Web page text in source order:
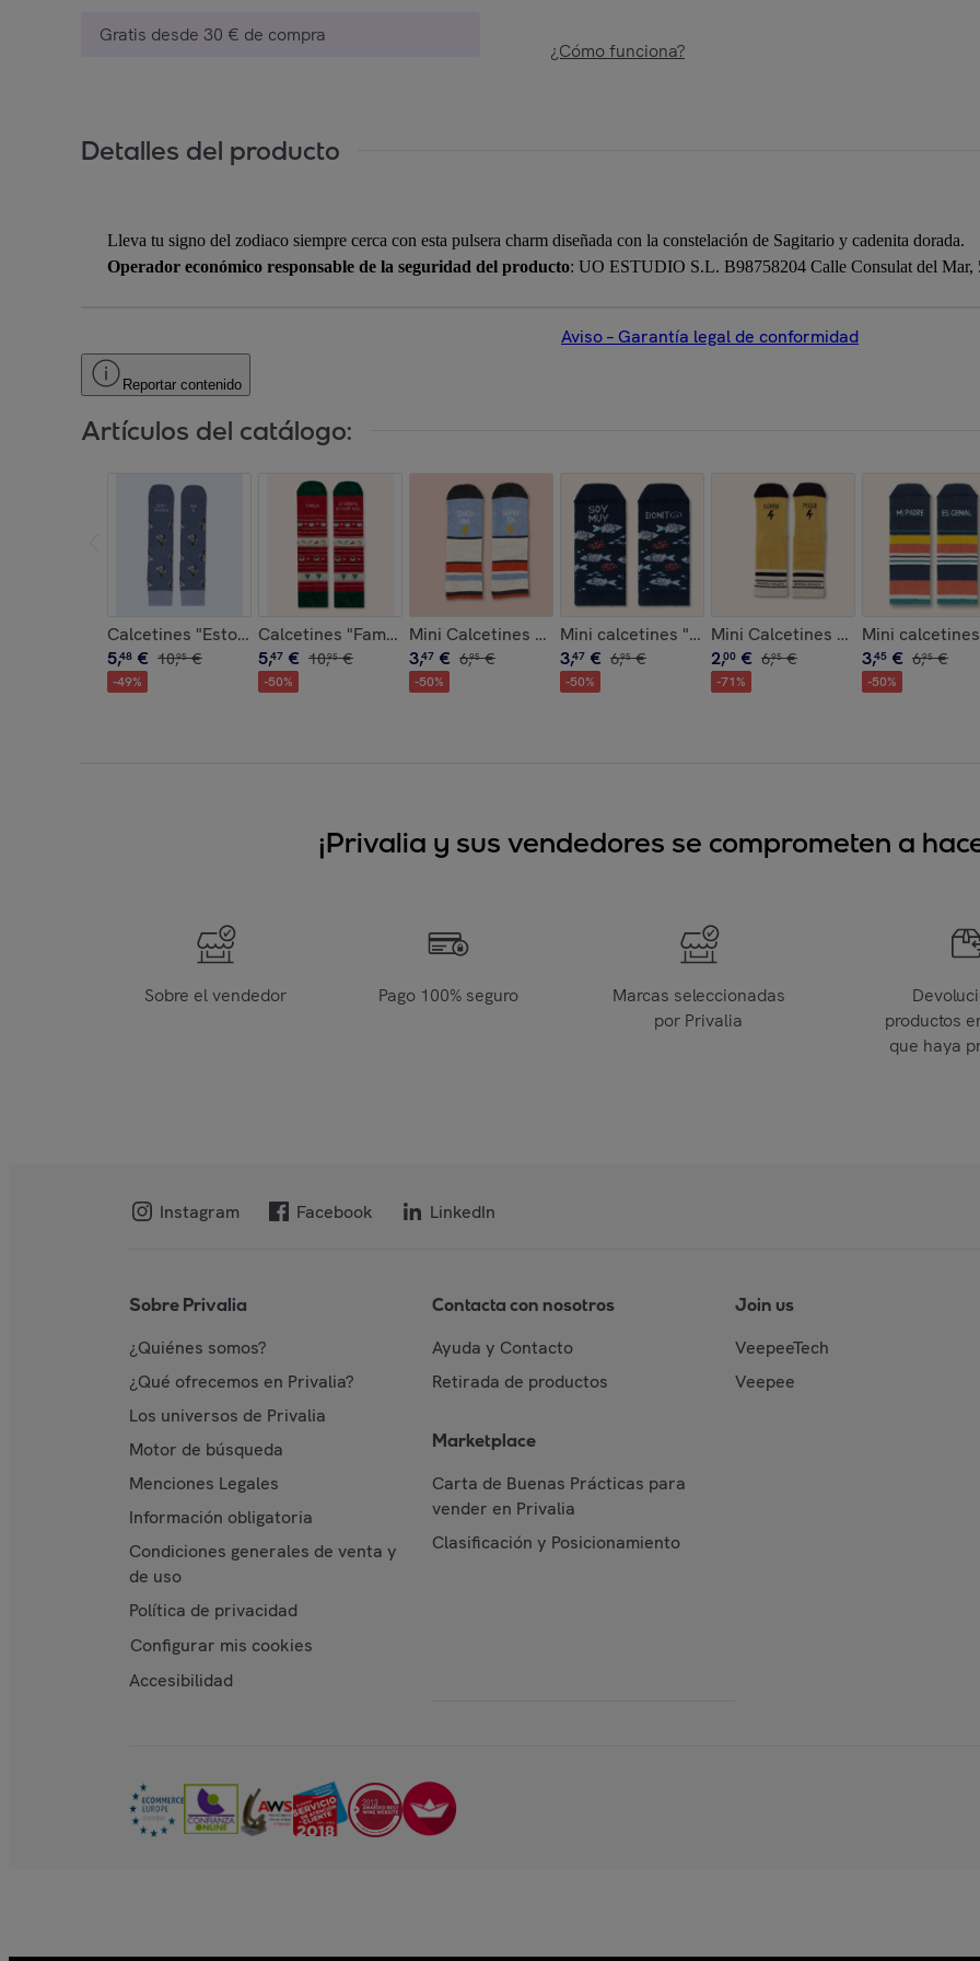
Gratis desde 30 € de compra
¿Cómo funciona?
Detalles del producto
Lleva tu signo del zodiaco siempre cerca con esta pulsera charm diseñada con la constelación de Sagitario y cadenita dorada.
Operador económico responsable de la seguridad del producto: UO ESTUDIO S.L. B98758204 Calle Consulat del Mar,
Aviso – Garantía legal de conformidad
Reportar contenido
Artículos del catálogo:
Calcetines "Estoy colgad@ por ti"
5,48 € 10,95 €
-49%
Calcetines "Familia ayudante de Papá Noel"
5,47 € 10,95 €
-50%
Mini Calcetines "Tengo una súper tía" New talla 31-34
3,47 € 6,95 €
-50%
Mini calcetines "Soy muy bonit@"
3,47 € 6,95 €
-50%
Mini Calcetines "Súper Peque"
2,00 € 6,95 €
-71%
Mini
3,45 € 6,95 €
-50%
¡Privalia y sus vendedores se comprometen a
Sobre el vendedor Pago 100% seguro
Marcas seleccionadas
por Privalia
productos
que haya
Instagram Facebook LinkedIn
Sobre Privalia
¿Quiénes somos?
¿Qué ofrecemos en Privalia?
Los universos de Privalia
Motor de búsqueda
Menciones Legales
Información obligatoria
Condiciones generales de venta y
de uso
Política de privacidad
Configurar mis cookies
Accesibilidad
Contacta con nosotros
Ayuda y Contacto
Retirada de productos
Marketplace
Carta de Buenas Prácticas para
vender en Privalia
Clasificación y Posicionamiento
Join us
VeepeeTech
Veepee